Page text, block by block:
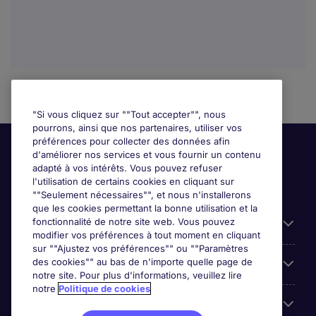
Liens utiles
Prix
"Si vous cliquez sur ""Tout accepter"", nous
pourrons, ainsi que nos partenaires, utiliser vos
préférences pour collecter des données afin
d'améliorer nos services et vous fournir un contenu
adapté à vos intérêts. Vous pouvez refuser
l'utilisation de certains cookies en cliquant sur
""Seulement nécessaires"", et nous n'installerons
que les cookies permettant la bonne utilisation et la
fonctionnalité de notre site web. Vous pouvez
modifier vos préférences à tout moment en cliquant
sur ""Ajustez vos préférences"" ou ""Paramètres
des cookies"" au bas de n'importe quelle page de
notre site. Pour plus d'informations, veuillez lire
notre Politique de cookies